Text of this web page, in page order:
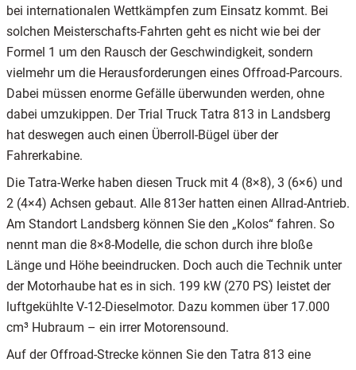
bei internationalen Wettkämpfen zum Einsatz kommt. Bei
solchen Meisterschafts-Fahrten geht es nicht wie bei der
Formel 1 um den Rausch der Geschwindigkeit, sondern
vielmehr um die Herausforderungen eines Offroad-Parcours.
Dabei müssen enorme Gefälle überwunden werden, ohne
dabei umzukippen. Der Trial Truck Tatra 813 in Landsberg
hat deswegen auch einen Überroll-Bügel über der
Fahrerkabine.
Die Tatra-Werke haben diesen Truck mit 4 (8×8), 3 (6×6) und
2 (4×4) Achsen gebaut. Alle 813er hatten einen Allrad-Antrieb.
Am Standort Landsberg können Sie den „Kolos“ fahren. So
nennt man die 8×8-Modelle, die schon durch ihre bloße
Länge und Höhe beeindrucken. Doch auch die Technik unter
der Motorhaube hat es in sich. 199 kW (270 PS) leistet der
luftgekühlte V-12-Dieselmotor. Dazu kommen über 17.000
cm³ Hubraum – ein irrer Motorensound.
Auf der Offroad-Strecke können Sie den Tatra 813 eine